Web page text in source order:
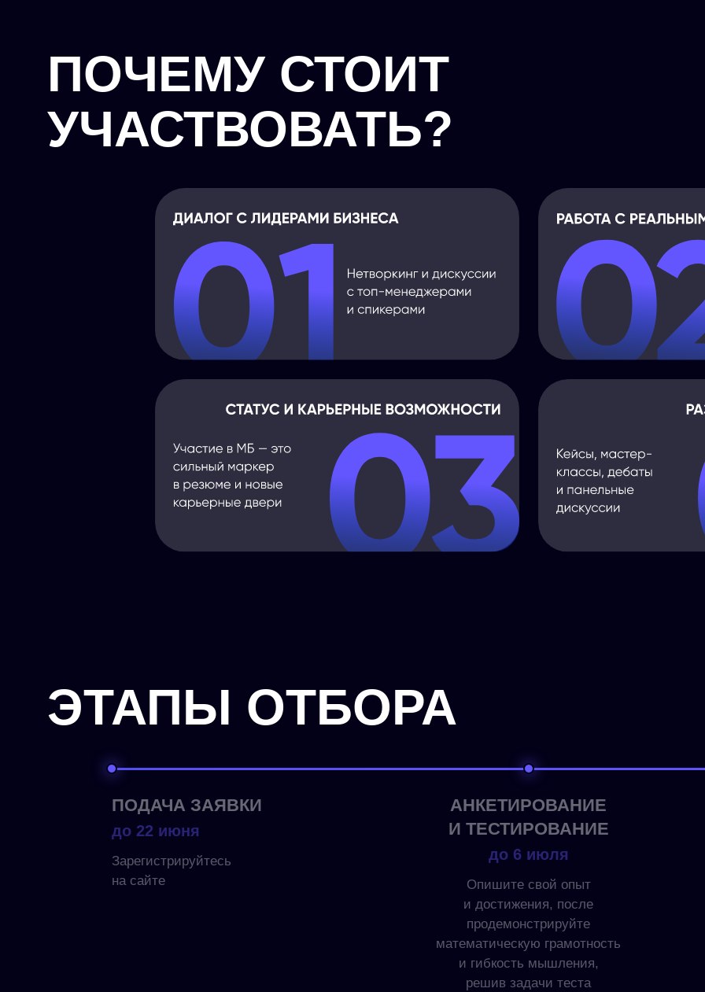
ПОЧЕМУ СТОИТ
УЧАСТВОВАТЬ?
ЭТАПЫ ОТБОРА
ПОДАЧА ЗАЯВКИ
до 22 июня
Зарегистрируйтесь
на сайте
АНКЕТИРОВАНИЕ
И ТЕСТИРОВАНИЕ
до 6 июля
Опишите свой опыт
и достижения, после
продемонстрируйте
математическую грамотность
и гибкость мышления,
решив задачи теста